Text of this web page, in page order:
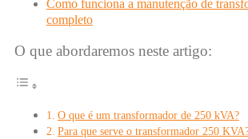
Como funciona a manutenção de
completo
O que abordaremos neste artigo:
O que é um transformador de 250 kVA?
Para que serve o transformador 250